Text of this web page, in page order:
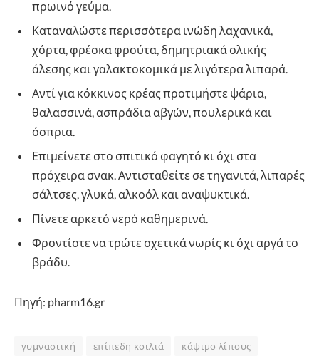
πρωινό γεύμα.
Καταναλώστε περισσότερα ινώδη λαχανικά,
χόρτα, φρέσκα φρούτα, δημητριακά ολικής
άλεσης και γαλακτοκομικά με λιγότερα λιπαρά.
Αντί για κόκκινος κρέας προτιμήστε ψάρια,
θαλασσινά, ασπράδια αβγών, πουλερικά και
όσπρια.
Επιμείνετε στο σπιτικό φαγητό κι όχι στα
πρόχειρα σνακ. Αντισταθείτε σε τηγανιτά, λιπαρές
σάλτσες, γλυκά, αλκοόλ και αναψυκτικά.
Πίνετε αρκετό νερό καθημερινά.
Φροντίστε να τρώτε σχετικά νωρίς κι όχι αργά το
βράδυ.
Πηγή: pharm16.gr
γυμναστική επίπεδη κοιλιά κάψιμο λίπους